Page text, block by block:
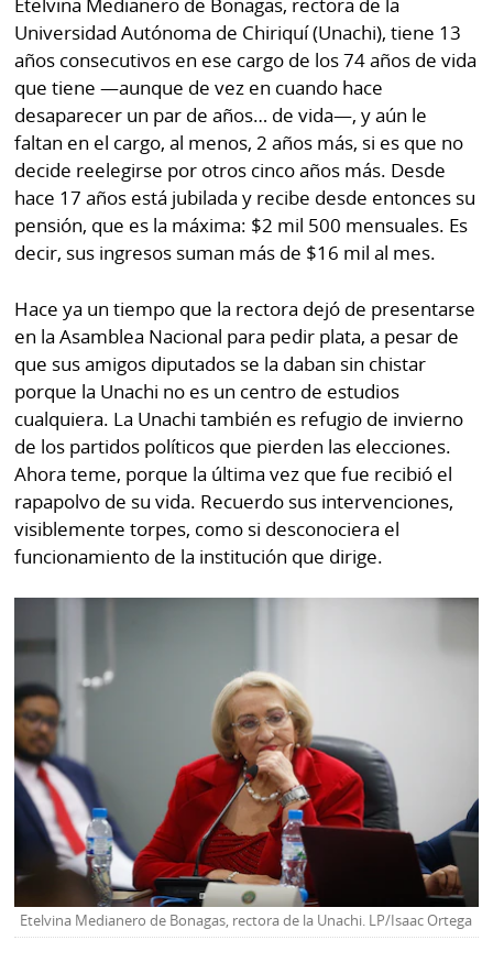
Buscador
Comunicados
Catálogos
Lotería
Kiosko
digital
RSS
Temas
Autores
Notas
al
lector
prácticas
OTROS
SITIOS
Metro
por
Metro
Tus
Tiquetes
Cero
KM
Corprensa
Mi
Diario
Ellas
Club
⌾
Hoy
por
Hoy
Picante
⌾
Tal
Cual
Sabrina
Sin
Etelvina Medianero de Bonagas, rectora de la
Universidad Autónoma de Chiriquí (Unachi), tiene 13
años consecutivos en ese cargo de los 74 años de vida
que tiene —aunque de vez en cuando hace
desaparecer un par de años… de vida—, y aún le
faltan en el cargo, al menos, 2 años más, si es que no
decide reelegirse por otros cinco años más. Desde
hace 17 años está jubilada y recibe desde entonces su
pensión, que es la máxima: $2 mil 500 mensuales. Es
decir, sus ingresos suman más de $16 mil al mes.
Hace ya un tiempo que la rectora dejó de presentarse
en la Asamblea Nacional para pedir plata, a pesar de
que sus amigos diputados se la daban sin chistar
porque la Unachi no es un centro de estudios
cualquiera. La Unachi también es refugio de invierno
de los partidos políticos que pierden las elecciones.
Ahora teme, porque la última vez que fue recibió el
rapapolvo de su vida. Recuerdo sus intervenciones,
visiblemente torpes, como si desconociera el
funcionamiento de la institución que dirige.
Etelvina Medianero de Bonagas, rectora de la Unachi. LP/Isaac Ortega